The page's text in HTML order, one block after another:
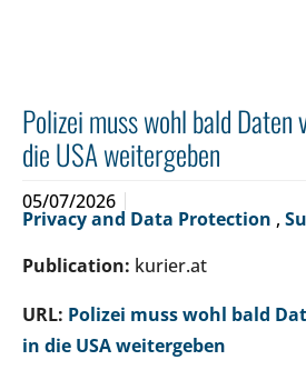
Polizei muss wohl bald Daten
die USA weitergeben
05/07/2026
Privacy and Data Protection ,
Publication: kurier.at
URL: Polizei muss wohl bald
in die USA weitergeben